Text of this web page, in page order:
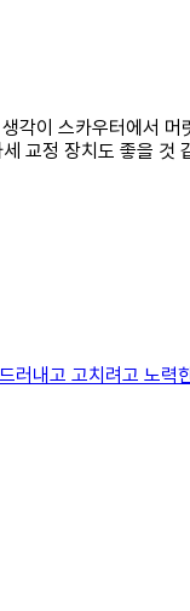
각이 스카우터에서
교정 장치도 좋을
러내고 고치려고 노